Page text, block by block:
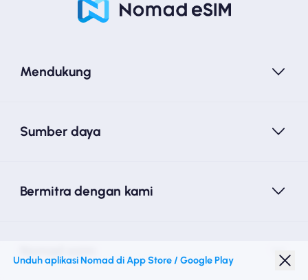
Mendukung
Sumber daya
Bermitra dengan kami
Unduh aplikasi Nomad di App Store / Google Play